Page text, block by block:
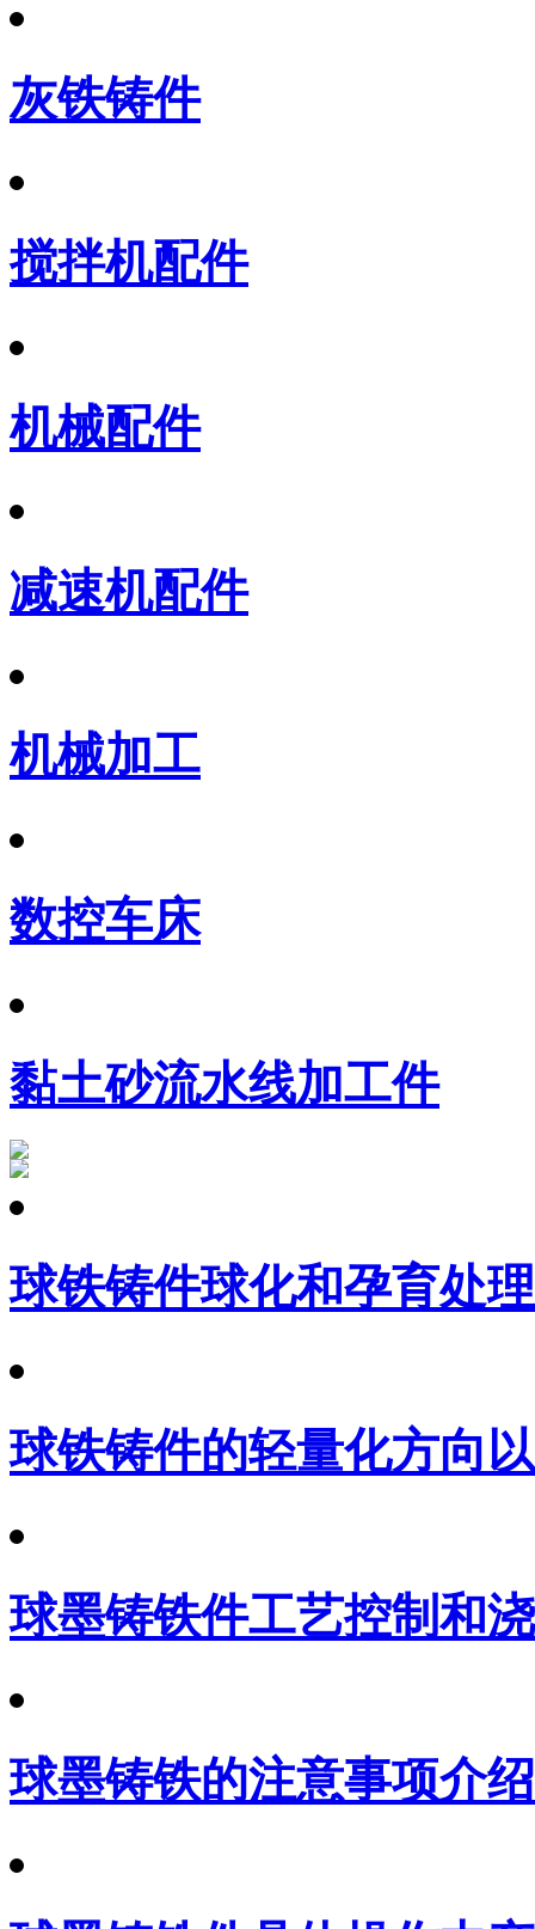
灰铁铸件
搅拌机配件
机械配件
减速机配件
机械加工
数控车床
黏土砂流水线加工件
球铁铸件球化和孕育处
球铁铸件的轻量化方向
球墨铸铁件工艺控制和
球墨铸铁的注意事项介